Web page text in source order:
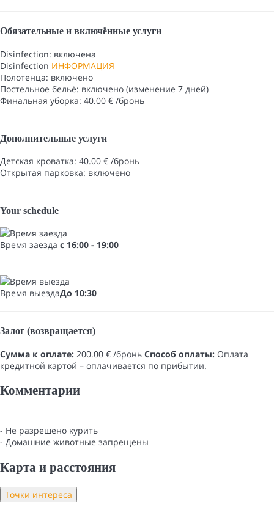
Обязательные и включённые услуги
Disinfection: включена
Disinfection ИНФОРМАЦИЯ
Полотенца: включено
Постельное бельё: включено (изменение 7 дней)
Финальная уборка: 40.00 € /бронь
Дополнительные услуги
Детская кроватка: 40.00 € /бронь
Открытая парковка: включено
Your schedule
Время заезда с 16:00 - 19:00
Время выездаДо 10:30
Залог (возвращается)
Сумма к оплате: 200.00 € /бронь Способ оплаты: Оплата
кредитной картой – оплачивается по прибытии.
Комментарии
- Не разрешено курить
- Домашние животные запрещены
Карта и pасстояния
Точки интереса